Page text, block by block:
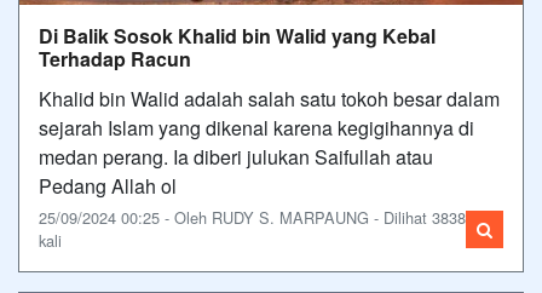
Di Balik Sosok Khalid bin Walid yang Kebal
Terhadap Racun
Khalid bin Walid adalah salah satu tokoh besar dalam
sejarah Islam yang dikenal karena kegigihannya di
medan perang. Ia diberi julukan Saifullah atau
Pedang Allah ol
25/09/2024 00:25 - Oleh RUDY S. MARPAUNG - Dilihat 3838
kali